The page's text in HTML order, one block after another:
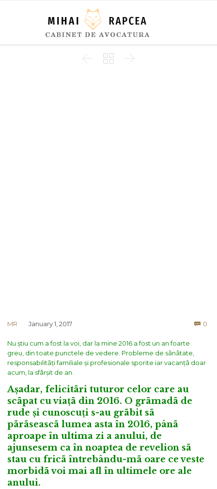
  
MR January 1, 2017  0
Nu știu cum a fost la voi, dar la mine 2016 a fost un an foarte
greu, din toate punctele de vedere. Probleme de sãnãtate,
responsabilitãți familiale și profesionale sporite iar vacanțã doar
acum, la sfârșit de an.
Așadar, felicitãri tuturor celor care au
scãpat cu viațã din 2016. O grãmadã de
rude și cunoscuți s-au grãbit sã
pãrãseascã lumea asta în 2016, pânã
aproape în ultima zi a anului, de
ajunsesem ca în noaptea de revelion sã
stau cu fricã întrebându-mã oare ce veste
morbidã voi mai afl în ultimele ore ale
anului.